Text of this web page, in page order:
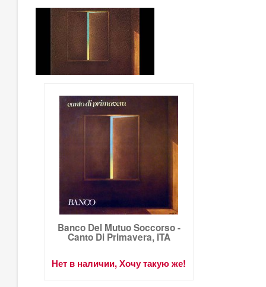
Banco Del Mutuo Soccorso -
Canto Di Primavera, ITA
Нет в наличии, Хочу такую же!